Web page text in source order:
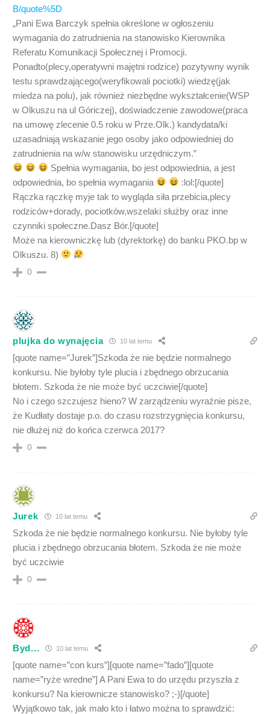
B/quote%5D
„Pani Ewa Barczyk spełnia określone w ogłoszeniu
wymagania do zatrudnienia na stanowisko Kierownika
Referatu Komunikacji Społecznej i Promocji.
Ponadto(plecy,operatywni majętni rodzice) pozytywny wynik
testu sprawdzającego(weryfikowali pociotki) wiedzę(jak
miedza na polu), jak również niezbędne wykształcenie(WSP
w Olkuszu na ul Góriczej), doświadczenie zawodowe(praca
na umowę zlecenie 0.5 roku w Prze.Olk.) kandydata/ki
uzasadniają wskazanie jego osoby jako odpowiedniej do
zatrudnienia na w/w stanowisku urzędniczym.”
Spełnia wymagania, bo jest odpowiednia, a jest
odpowiednia, bo spełnia wymagania
:lol:[/quote]
Rączka rączkę myje tak to wygląda siła przebicia,plecy
rodziców+dorady, pociotków,wszelaki służby oraz inne
czynniki społeczne.Dasz Bór.[/quote]
Może na kierowniczkę lub (dyrektorkę) do banku PKO.bp w
Olkuszu. 8)
0
plujka do wynajęcia 10 lat temu
[quote name=”Jurek”]Szkoda że nie będzie normalnego
konkursu. Nie byłoby tyle plucia i zbędnego obrzucania
błotem. Szkoda że nie może być uczciwie[/quote]
No i czego szczujesz hieno? W zarządzeniu wyraźnie pisze,
że Kudłaty dostaje p.o. do czasu rozstrzygnięcia konkursu,
nie dłużej niż do końca czerwca 2017?
0
Jurek 10 lat temu
Szkoda że nie będzie normalnego konkursu. Nie byłoby tyle
plucia i zbędnego obrzucania błotem. Szkoda że nie może
być uczciwie
0
Byd... 10 lat temu
[quote name=”con kurs”][quote name=”fado”][quote
name=”ryże wredne”] A Pani Ewa to do urzędu przyszła z
konkursu? Na kierownicze stanowisko? ;-)[/quote]
Wyjątkowo tak, jak mało kto i łatwo można to sprawdzić: